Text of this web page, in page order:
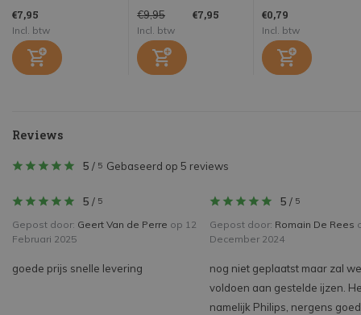
€7,95
Incl. btw
€9,95 €7,95
Incl. btw
€0,79
Incl. btw
Reviews
5 / 5 Gebaseerd op 5 reviews
5 / 5
Gepost door: Geert Van de Perre op 12
Februari 2025
goede prijs snelle levering
5 / 5
Gepost door: Romain De Rees
December 2024
nog niet geplaatst maar zal
voldoen aan gestelde ijzen.
namelijk Philips, nergens